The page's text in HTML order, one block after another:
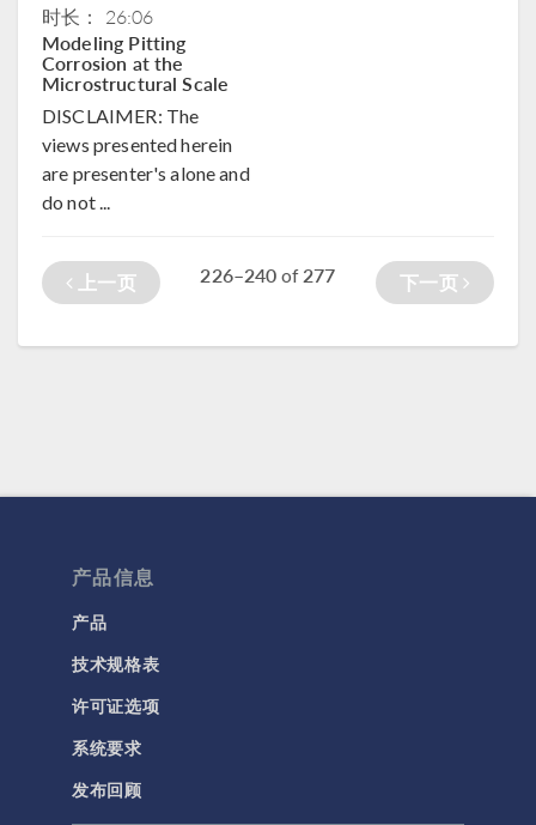
时长： 26:06
Modeling Pitting
Corrosion at the
Microstructural Scale
DISCLAIMER: The
views presented herein
are presenter's alone and
do not ...
上一页 226–240 of277 下一页
产品信息
产品
技术规格表
许可证选项
系统要求
发布回顾